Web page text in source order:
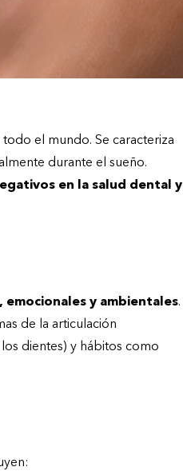
el mundo. Se caracteriza
durante el sueño.
en la salud dental y
emocionales y ambientales.
de la articulación
dientes) y hábitos como